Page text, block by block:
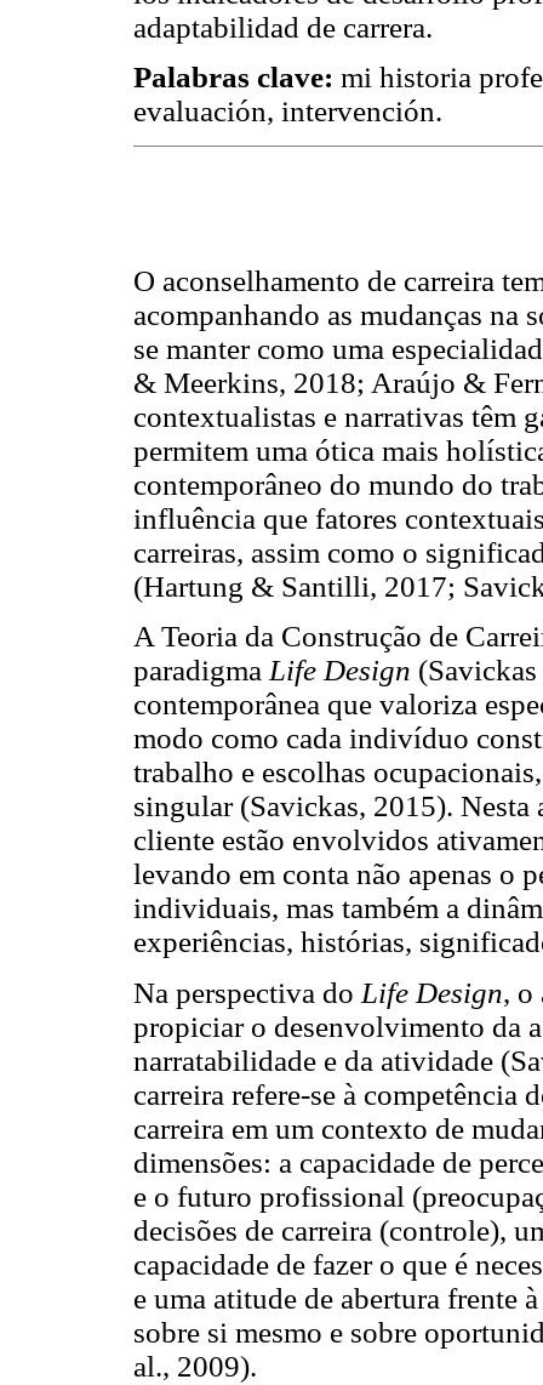
adaptabilidad de carrera.
Palabras clave: mi historia
evaluación, intervención.
O aconselhamento de carreira
acompanhando as mudanças na
se manter como uma
& Meerkins, 2018; Araújo &
contextualistas e narrativas têm
permitem uma ótica mais
contemporâneo do mundo do
influência que fatores
carreiras, assim como o
(Hartung & Santilli, 2017;
A Teoria da Construção de
paradigma Life Design
contemporânea que valoriza
modo como cada indivíduo
trabalho e escolhas
singular (Savickas, 2015).
cliente estão envolvidos
levando em conta não apenas o
individuais, mas também a
experiências, histórias,
Na perspectiva do Life Design, o
propiciar o desenvolvimento da
narratabilidade e da atividade
carreira refere-se à
carreira em um contexto de
dimensões: a capacidade de
e o futuro profissional
decisões de carreira (controle),
capacidade de fazer o que é
e uma atitude de abertura frente
sobre si mesmo e sobre
al., 2009).